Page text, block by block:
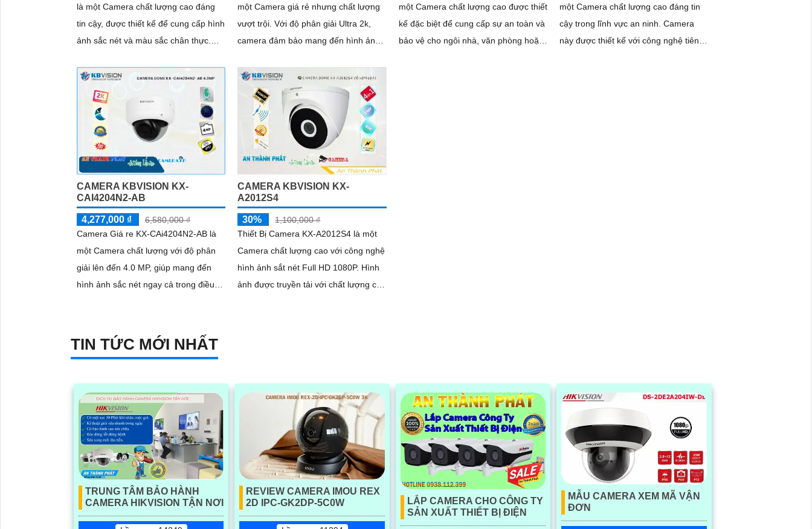
là một Camera chất lượng cao đáng
tin cậy, được thiết kế để cung cấp hình
ảnh sắc nét và màu sắc chân thực.
một Camera giá rẻ nhưng chất lượng
vượt trội. Với độ phân giải Ultra 2k,
camera đảm bảo mang đến hình ảnh
một Camera chất lượng cao được thiết
kế đặc biệt để cung cấp sự an toàn và
bảo vệ cho ngôi nhà, văn phòng hoặc
một Camera chất lượng cao đáng tin
cậy trong lĩnh vực an ninh. Camera
này được thiết kế với công nghệ tiên
CAMERA KBVISION KX-
CAI4204N2-AB
4,277,000 ₫
6,580,000 ₫
Camera Giá re KX-CAi4204N2-AB là
một Camera chất lượng với độ phân
giải lên đến 4.0 MP, giúp mang đến
hình ảnh sắc nét ngay cả trong điều
CAMERA KBVISION KX-
A2012S4
30%
1,100,000 ₫
Thiết Bị Camera KX-A2012S4 là một
Camera chất lượng cao với công nghệ
hình ảnh sắt nét Full HD 1080P. Hình
ảnh được truyền tải với chất lượng cao
TIN TỨC MỚI NHẤT
TRUNG TÂM BẢO HÀNH
CAMERA HIKVISION TẬN NƠI
REVIEW CAMERA IMOU REX
2D IPC-GK2DP-5C0W
LẮP CAMERA CHO CÔNG TY
SẢN XUẤT THIẾT BỊ ĐIỆN
MẪU CAMERA XEM MÃ VẬN
ĐƠN